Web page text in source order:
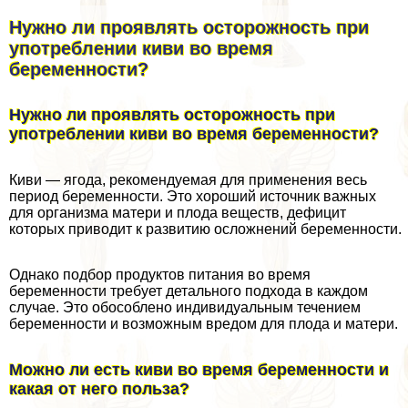
Нужно ли проявлять осторожность при
употрeблении киви во время
беременности?
Нужно ли проявлять осторожность при
употрeблении киви во время беременности?
Киви — ягода, рекомендуемая для применения весь
период беременности. Это хороший источник важных
для организма матери и плода веществ, дефицит
которых приводит к развитию осложнений беременности.
Однако подбор продуктов питания во время
беременности требует детального подхода в каждом
случае. Это обособлено индивидуальным течением
беременности и возможным вредом для плода и матери.
Можно ли есть киви во время беременности и
какая от него польза?